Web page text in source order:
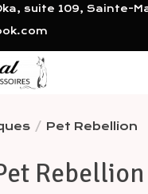
suite 109, Sainte-
/ Pet Rebellion
Rebellion